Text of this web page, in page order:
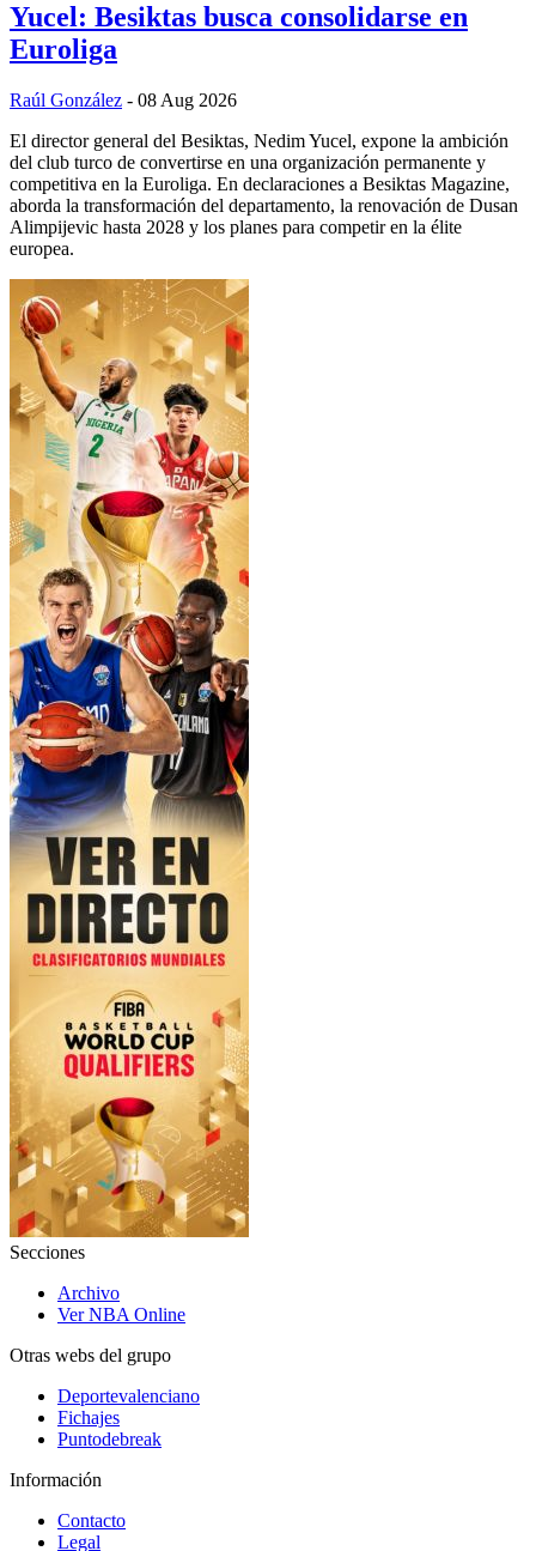
Yucel: Besiktas busca consolidarse en
Euroliga
Raúl González - 08 Aug 2026
El director general del Besiktas, Nedim Yucel, expone la ambición
del club turco de convertirse en una organización permanente y
competitiva en la Euroliga. En declaraciones a Besiktas Magazine,
aborda la transformación del departamento, la renovación de Dusan
Alimpijevic hasta 2028 y los planes para competir en la élite
europea.
Secciones
Archivo
Ver NBA Online
Otras webs del grupo
Deportevalenciano
Fichajes
Puntodebreak
Información
Contacto
Legal